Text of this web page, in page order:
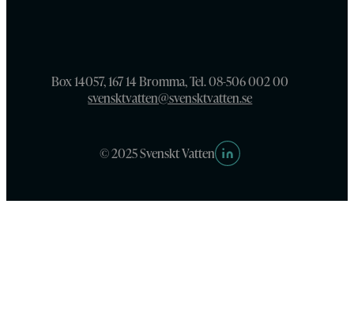
Box 14057, 167 14 Bromma, Tel. 08-506 002 00
svensktvatten@svensktvatten.se
© 2025 Svenskt Vatten